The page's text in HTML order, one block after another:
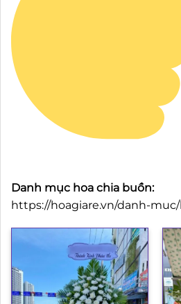
Danh mục hoa chia buồn:
https://hoagiare.vn/danh-